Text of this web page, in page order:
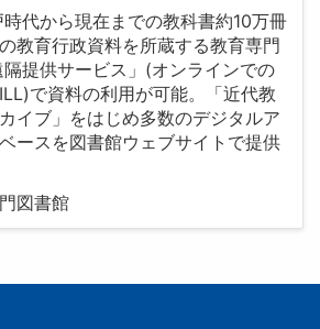
時代から現在までの教科書約10万冊
教育行政資料を所蔵する教育専門
提供サービス」(オンラインでの
で資料の利用が可能。「近代教
イブ」をはじめ多数のデジタルア
ースを図書館ウェブサイトで提供
図書館